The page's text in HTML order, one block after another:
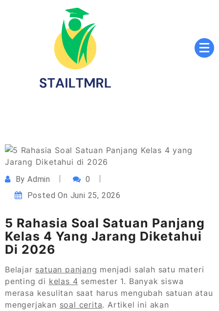
ByAdmin
0
Posted On Juni 25, 2026
5 Rahasia Soal Satuan Panjang
Kelas 4 Yang Jarang Diketahui
Di 2026
Belajar satuan panjang menjadi salah satu materi
penting di kelas 4 semester 1. Banyak siswa
merasa kesulitan saat harus mengubah satuan atau
mengerjakan soal cerita. Artikel ini akan